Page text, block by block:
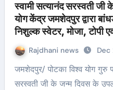
स्वामी सत्यानंद सरस्वती जी के जन्म
योग केंद्र जमशेदपुर द्वारा
निशुल्क स्वेटर, मोजा, टोपी एवं चॉकलेट का वितरण किया
गया।
Rajdhani news Dec
जमशेदपुर/ पोटका विश्व योग गुरु परमहंस स्वामी सत्यानन्द
सरस्वती जी के जन्म दिवस के